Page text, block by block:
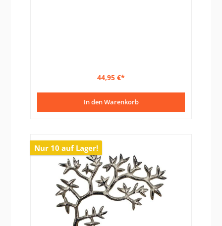
44,95 €*
In den Warenkorb
Nur 10 auf Lager!